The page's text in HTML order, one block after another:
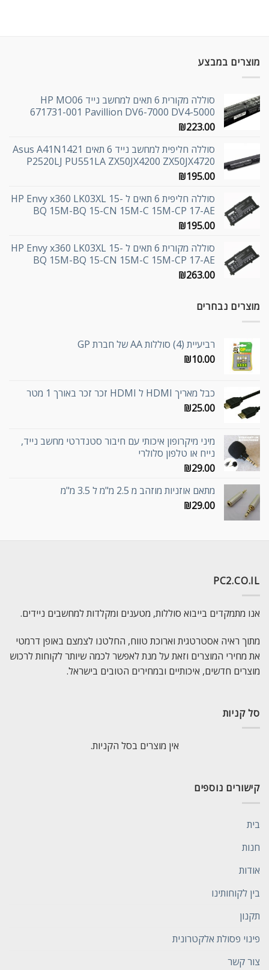
מוצרים במבצע
סוללה מקורית 6 תאים למחשב נייד HP MO06
671731-001 Pavillion DV6-7000 DV4-5000
₪223.00
סוללה חליפית למחשב נייד 6 תאים Asus A41N1421
P2520LJ PU551LA ZX50JX4200 ZX50JX4720
₪195.00
סוללה חליפית 6 תאים ל HP Envy x360 LK03XL 15-
BQ 15M-BQ 15-CN 15M-C 15M-CP 17-AE
₪195.00
סוללה מקורית 6 תאים ל HP Envy x360 LK03XL 15-
BQ 15M-BQ 15-CN 15M-C 15M-CP 17-AE
₪263.00
מוצרים נבחרים
רביעיית (4) סוללות AA של חברת GP
₪10.00
כבל מאריך HDMI ל HDMI זכר זכר באורך 1 מטר
₪25.00
מיני מיקרופון איכותי עם חיבור סטנדרטי מחשב נייד,
נייח או טלפון סלולרי
₪29.00
מתאם אוזניות מוזהב מ 2.5 מ"מ ל 3.5 מ"מ
₪29.00
PC2.CO.IL
אנו מתמקדים בייבוא סוללות, מטענים ומקלדות למחשבים ניידים.
מתוך ראיה אסטרטגית וארוכת טווח, החלטנו לצמצם באופן דרמטי
את מחירי המוצרים וזאת על מנת לאפשר לכמה שיותר לקוחות לרכוש
מוצרים חדשים, איכותיים ובמחירים הטובים בישראל.
סל קניות
אין מוצרים בסל הקניות.
קישורים נוספים
בית
חנות
אודות
בין לקוחותינו
תקנון
פינוי פסולת אלקטרונית
צור קשר